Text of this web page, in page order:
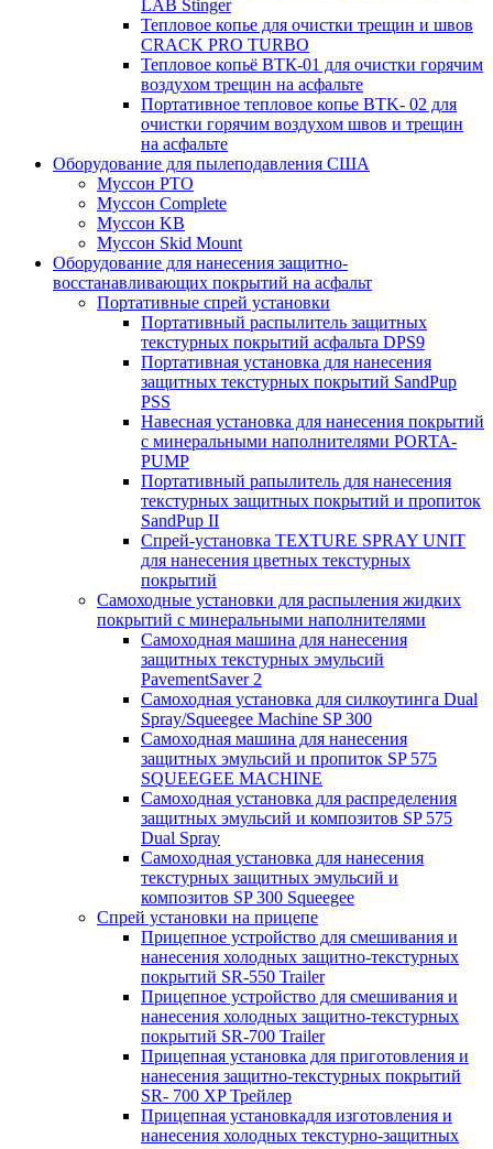
LAB Stinger
Тепловое копье для очистки трещин и швов
CRACK PRO TURBO
Тепловое копьё ВТК-01 для очистки горячим
воздухом трещин на асфальте
Портативное тепловое копье BTK- 02 для
очистки горячим воздухом швов и трещин
на асфальте
Оборудование для пылеподавления США
Муссон PTO
Муссон Complete
Муссон KB
Муссон Skid Mount
Оборудование для нанесения защитно-
восстанавливающих покрытий на асфальт
Портативные спрей установки
Портативный распылитель защитных
текстурных покрытий асфальта DPS9
Портативная установка для нанесения
защитных текстурных покрытий SandPup
PSS
Навесная установка для нанесения покрытий
с минеральными наполнителями PORTA-
PUMP
Портативный рапылитель для нанесения
текстурных защитных покрытий и пропиток
SandPup II
Спрей-установка TEXTURE SPRAY UNIT
для нанесения цветных текстурных
покрытий
Самоходные установки для распыления жидких
покрытий с минеральными наполнителями
Самоходная машина для нанесения
защитных текстурных эмульсий
PavementSaver 2
Самоходная установка для силкоутинга Dual
Spray/Squeegee Machine SP 300
Самоходная машина для нанесения
защитных эмульсий и пропиток SP 575
SQUEEGEE MACHINE
Самоходная установка для распределения
защитных эмульсий и композитов SP 575
Dual Spray
Самоходная установка для нанесения
текстурных защитных эмульсий и
композитов SP 300 Squeegee
Спрей установки на прицепе
Прицепное устройство для смешивания и
нанесения холодных защитно-текстурных
покрытий SR-550 Trailer
Прицепное устройство для смешивания и
нанесения холодных защитно-текстурных
покрытий SR-700 Trailer
Прицепная установка для приготовления и
нанесения защитно-текстурных покрытий
SR- 700 XP Трейлер
Прицепная установкадля изготовления и
нанесения холодных текстурно-защитных